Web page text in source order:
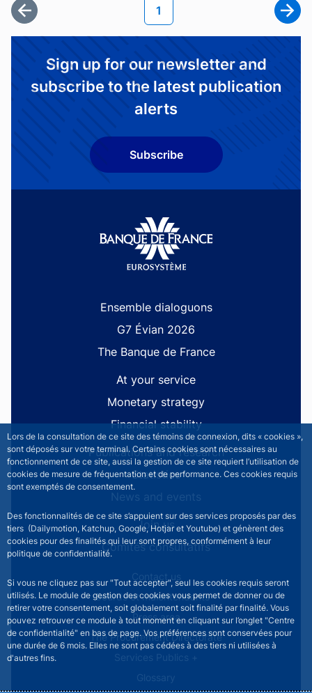
Lors de la consultation de ce site des témoins de connexion, dits « cookies »,
sont déposés sur votre terminal. Certains cookies sont nécessaires au
fonctionnement de ce site, aussi la gestion de ce site requiert l’utilisation de
cookies de mesure de fréquentation et de performance. Ces cookies requis
sont exemptés de consentement.
Des fonctionnalités de ce site s’appuient sur des services proposés par des
tiers (Dailymotion, Katchup, Google, Hotjar et Youtube) et génèrent des
cookies pour des finalités qui leur sont propres, conformément à leur
politique de confidentialité.
Si vous ne cliquez pas sur "Tout accepter", seul les cookies requis seront
utilisés. Le module de gestion des cookies vous permet de donner ou de
retirer votre consentement, soit globalement soit finalité par finalité. Vous
pouvez retrouver ce module à tout moment en cliquant sur l’onglet "Centre
de confidentialité" en bas de page. Vos préférences sont conservées pour
une durée de 6 mois. Elles ne sont pas cédées à des tiers ni utilisées à
d'autres fins.
First page
Current page
1
Sign up for our newsletter and
subscribe to the latest publication
alerts
Subscribe
Site navigationEnsemble dialoguons
G7 Évian 2026
The Banque de France
At your service
Monetary strategy
Financial stability
Publications and research
Statistics
News and events
Join us
Comités consultatifs
Footer secondary menuContact us
Sourds et malentendants
Press area
The Procurement Directorate
Services Publics +
Glossary